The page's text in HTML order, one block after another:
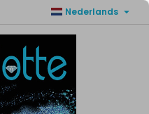
Nederlands 
×
×
×
in uw verlanglijst